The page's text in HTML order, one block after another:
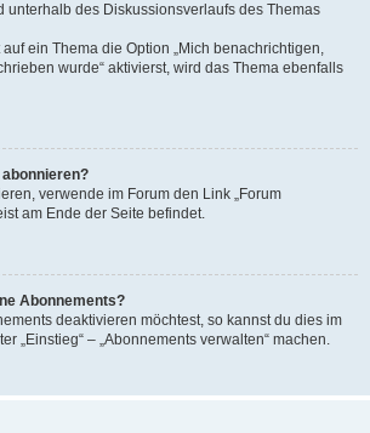
unterhalb des Diskussionsverlaufs des Themas
ein Thema die Option „Mich benachrichtigen,
wurde“ aktivierst, wird das Thema ebenfalls
verwende im Forum den Link „Forum
am Ende der Seite befindet.
Abonnements?
deaktivieren möchtest, so kannst du dies im
„Einstieg“ – „Abonnements verwalten“ machen.